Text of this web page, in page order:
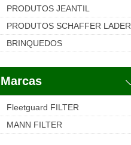
PRODUTOS JEANTIL
PRODUTOS SCHAFFER LADER
BRINQUEDOS
Marcas
Fleetguard FILTER
MANN FILTER